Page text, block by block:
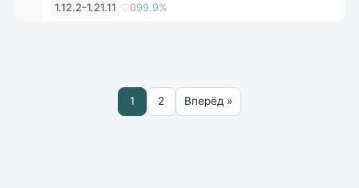
1.12.2-1.21.11 099.9%
1 2 Вперёд »